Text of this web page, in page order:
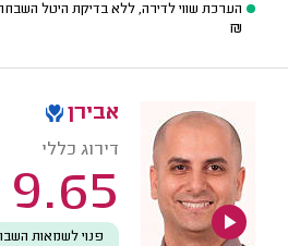
הערכת שווי לדירה, ללא בדיקת היטל
₪
אבירן
דירוג כללי
9.65
פנוי לשמאות